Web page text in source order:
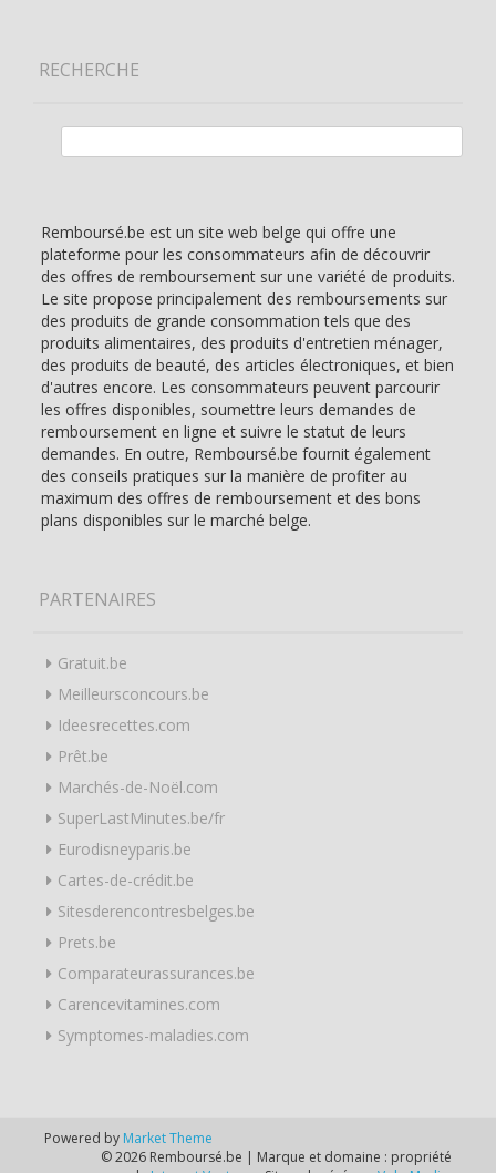
RECHERCHE
Remboursé.be est un site web belge qui offre une
plateforme pour les consommateurs afin de découvrir
des offres de remboursement sur une variété de produits.
Le site propose principalement des remboursements sur
des produits de grande consommation tels que des
produits alimentaires, des produits d'entretien ménager,
des produits de beauté, des articles électroniques, et bien
d'autres encore. Les consommateurs peuvent parcourir
les offres disponibles, soumettre leurs demandes de
remboursement en ligne et suivre le statut de leurs
demandes. En outre, Remboursé.be fournit également
des conseils pratiques sur la manière de profiter au
maximum des offres de remboursement et des bons
plans disponibles sur le marché belge.
PARTENAIRES
Gratuit.be
Meilleursconcours.be
Ideesrecettes.com
Prêt.be
Marchés-de-Noël.com
SuperLastMinutes.be/fr
Eurodisneyparis.be
Cartes-de-crédit.be
Sitesderencontresbelges.be
Prets.be
Comparateurassurances.be
Carencevitamines.com
Symptomes-maladies.com
Powered by Market Theme
© 2026 Remboursé.be | Marque et domaine : propriété